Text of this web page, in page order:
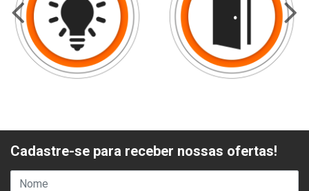
Cadastre-se para receber nossas ofertas!